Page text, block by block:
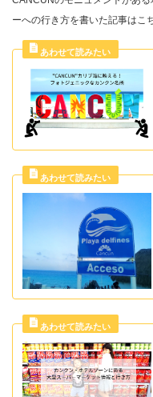
ーへの行き方を書いた記事はこ